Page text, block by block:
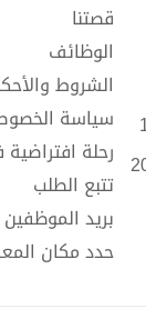
قصتنا
الوظائف
الشروط
سياسة
رحلة
تتبع الطلب
بريد الموظفين
حدد مكان